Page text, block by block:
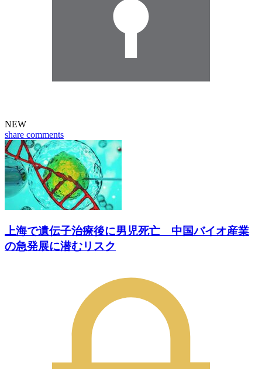
NEW
share comments
上海で遺伝子治療後に男児死亡 中国バイオ産業
の急発展に潜むリスク